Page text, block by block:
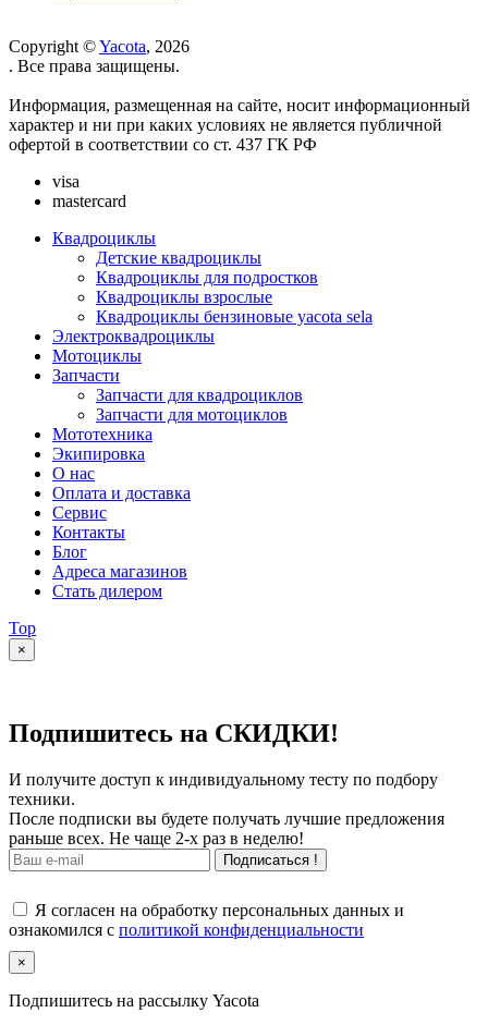
Copyright ©Yacota, 2026
. Все права защищены.
Информация, размещенная на сайте, носит информационный
характер и ни при каких условиях не является публичной
офертой в соответствии со ст. 437 ГК РФ
visa
mastercard
Квадроциклы
Детские квадроциклы
Квадроциклы для подростков
Квадроциклы взрослые
Квадроциклы бензиновые yacota sela
Электроквадроциклы
Мотоциклы
Запчасти
Запчасти для квадроциклов
Запчасти для мотоциклов
Мототехника
Экипировка
О нас
Оплата и доставка
Сервис
Контакты
Блог
Адреса магазинов
Стать дилером
Top
×
Подпишитесь на СКИДКИ!
И получите доступ к индивидуальному тесту по подбору
техники.
После подписки вы будете получать лучшие предложения
раньше всех. Не чаще 2-х раз в неделю!
Подписаться !
Я согласен на обработку персональных данных и
ознакомился с политикой конфиденциальности
×
Подпишитесь на рассылку Yacota